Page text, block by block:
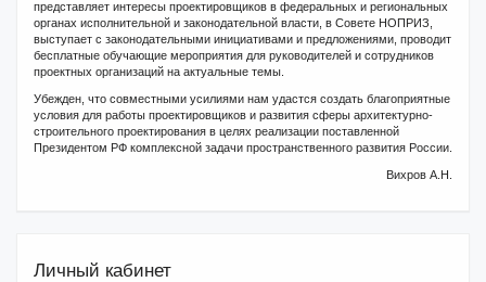
представляет интересы проектировщиков в федеральных и региональных
органах исполнительной и законодательной власти, в Совете НОПРИЗ,
выступает с законодательными инициативами и предложениями, проводит
бесплатные обучающие мероприятия для руководителей и сотрудников
проектных организаций на актуальные темы.
Убежден, что совместными усилиями нам удастся создать благоприятные
условия для работы проектировщиков и развития сферы архитектурно-
строительного проектирования в целях реализации поставленной
Президентом РФ комплексной задачи пространственного развития России.
Вихров А.Н.
Личный кабинет